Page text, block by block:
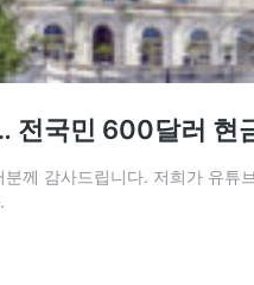
전국민 600달러 현
께 감사드립니다. 저희가 유